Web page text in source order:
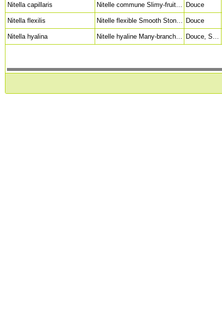
Nitella capillaris Nitelle commune Slimy-fruited Stonewort (en) Douce
Nitella flexilis Nitelle flexible Smooth Stonewort (en) Douce
Nitella hyalina Nitelle hyaline Many-branched Stonewort (en)